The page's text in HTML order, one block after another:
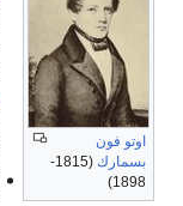
اوتو فون
بسمارك
(1815-
1898)